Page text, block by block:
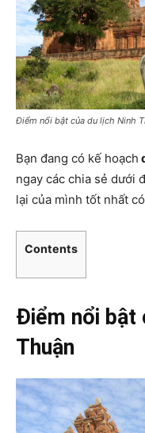
Điểm nổi bật của du lịch Ninh
Bạn đang có kế hoạch
ngay các chia sẻ dưới
lại của mình tốt nhất
Contents
Điểm nổi bật
Thuận